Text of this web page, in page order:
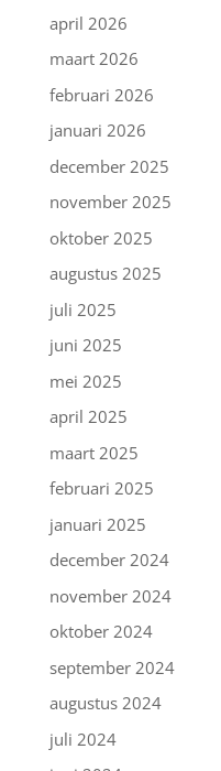
april 2026
maart 2026
februari 2026
januari 2026
december 2025
november 2025
oktober 2025
augustus 2025
juli 2025
juni 2025
mei 2025
april 2025
maart 2025
februari 2025
januari 2025
december 2024
november 2024
oktober 2024
september 2024
augustus 2024
juli 2024